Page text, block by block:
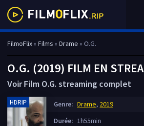
FilmoFlix» Films » Drame » O.G.
O.G. (2019) FILM EN
Voir Film O.G. streaming complet
HDRIP Genre: Drame, 2019
Durée: 1h55min